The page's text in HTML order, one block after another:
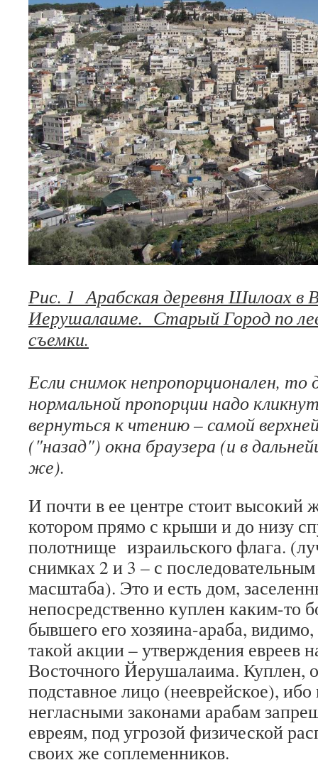
Рис. 1 Арабская деревня Шилоах в
Иерушалаиме. Старый Город по
съемки.
Если снимок непропорционален, то
нормальной пропорции надо
вернуться к чтению – самой
("назад") окна браузера (и в
же).
И почти в ее центре стоит высокий
котором прямо с крыши и до низу
полотнище израильского флага.
снимках 2 и 3 – с
масштаба). Это и есть дом,
непосредственно куплен каким-то
бывшего его хозяина-араба,
такой акции – утверждения евреев
Восточного Йерушалаима. Куплен,
подставное лицо (нееврейское),
негласными законами арабам
евреям, под угрозой физической
своих же соплеменников.